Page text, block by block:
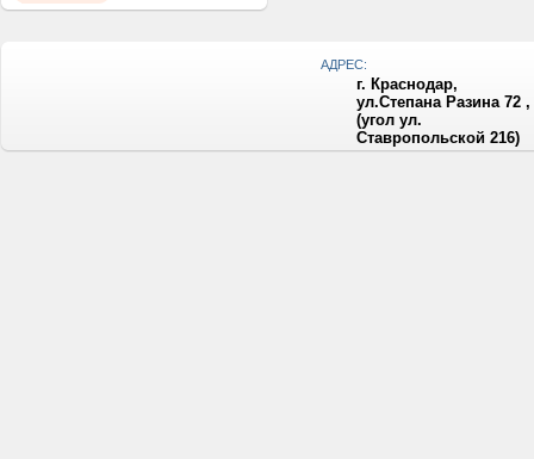
АДРЕС:
г. Краснодар,
ул.Степана Разина 72 ,
(угол ул.
Ставропольской 216)